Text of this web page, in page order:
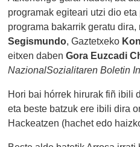
programak egiteari utzi dio
programa bakarrik geratu
Segismundo, Gaztetxeko
eitxen dabenGora Euzcadi
NazionalSozialitaren Boletin
Hori bai hórrek hirurak fiñ ibili
eta beste batzuk ere ibili dira
Hackeatzen (hachet edo